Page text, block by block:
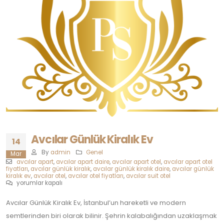
14
Mar
Avcılar Günlük Kiralık Ev
By admin
Genel
avcılar apart, avcılar apart daire, avcılar apart otel, avcılar apart otel
fiyatları, avcılar günlük kiralık, avcılar günlük kiralık daire, avcılar günlük
kiralık ev, avcılar otel, avcılar otel fiyatları, avcılar suit otel
Avcılar
Günlük
Ev
yorumlar kapalı
Avcılar Günlük Kiralık Ev, İstanbul’un hareketli ve modern
semtlerinden biri olarak bilinir. Şehrin kalabalığından uzaklaşmak